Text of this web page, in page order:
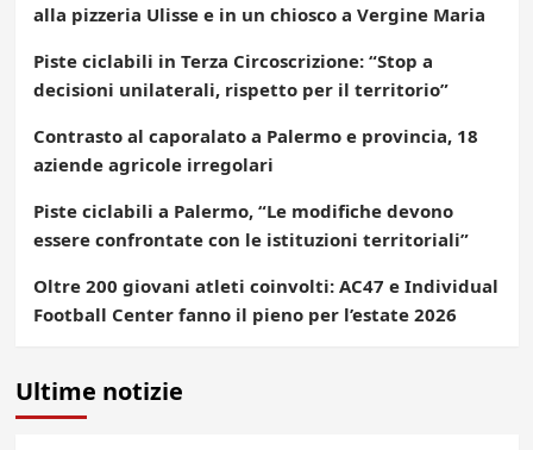
alla pizzeria Ulisse e in un chiosco a Vergine Maria
Piste ciclabili in Terza Circoscrizione: “Stop a
decisioni unilaterali, rispetto per il territorio”
Contrasto al caporalato a Palermo e provincia, 18
aziende agricole irregolari
Piste ciclabili a Palermo, “Le modifiche devono
essere confrontate con le istituzioni territoriali”
Oltre 200 giovani atleti coinvolti: AC47 e Individual
Football Center fanno il pieno per l’estate 2026
Ultime notizie